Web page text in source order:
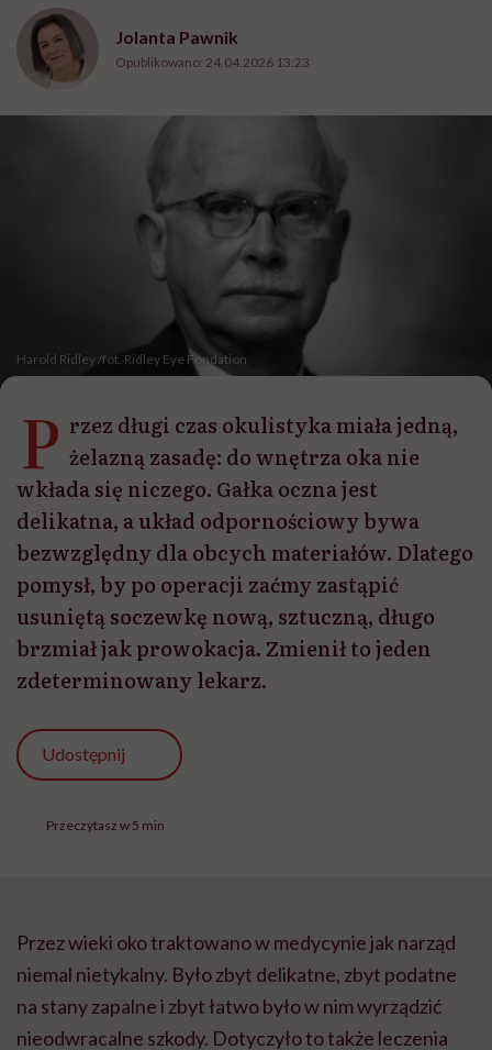
Jolanta Pawnik
Opublikowano: 24.04.2026 13:23
Harold Ridley /fot. Ridley Eye Fondation
P rzez długi czas okulistyka miała jedną,
żelazną zasadę: do wnętrza oka nie
wkłada się niczego. Gałka oczna jest
delikatna, a układ odpornościowy bywa
bezwzględny dla obcych materiałów. Dlatego
pomysł, by po operacji zaćmy zastąpić
usuniętą soczewkę nową, sztuczną, długo
brzmiał jak prowokacja. Zmienił to jeden
zdeterminowany lekarz.
Udostępnij
Przeczytasz w 5 min
Przez wieki oko traktowano w medycynie jak narząd
niemal nietykalny. Było zbyt delikatne, zbyt podatne
na stany zapalne i zbyt łatwo było w nim wyrządzić
nieodwracalne szkody. Dotyczyło to także leczenia